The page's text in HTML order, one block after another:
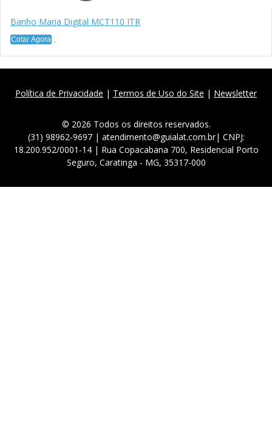
Banho Maria Digital MCT110 ITR
Cotar Agora
Política de Privacidade | Termos de Uso do Site | Newsletter
© 2026 Todos os direitos reservados.
(31) 98962-9697 | atendimento@guialat.com.br| CNPJ:
18.200.952/0001-14 | Rua Copacabana 700, Residencial Porto
Seguro, Caratinga - MG, 35317-000